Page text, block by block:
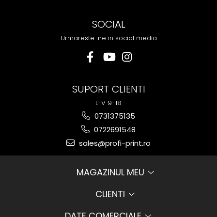
SOCIAL
Urmareste-ne in social media
SUPORT CLIENTI
L-V 9-18
0731375135
0722691548
sales@profi-print.ro
MAGAZINUL MEU
CLIENTI